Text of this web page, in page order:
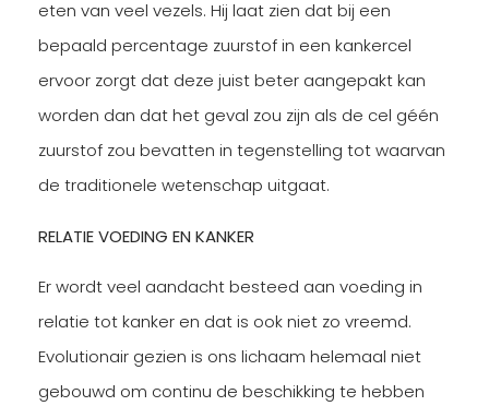
eten van veel vezels. Hij laat zien dat bij een
bepaald percentage zuurstof in een kankercel
ervoor zorgt dat deze juist beter aangepakt kan
worden dan dat het geval zou zijn als de cel géén
zuurstof zou bevatten in tegenstelling tot waarvan
de traditionele wetenschap uitgaat.
RELATIE VOEDING EN KANKER
Er wordt veel aandacht besteed aan voeding in
relatie tot kanker en dat is ook niet zo vreemd.
Evolutionair gezien is ons lichaam helemaal niet
gebouwd om continu de beschikking te hebben